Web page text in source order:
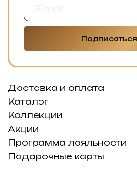
Подписаться
Доставка и оплата
Каталог
Коллекции
Акции
Программа лояльности
Подарочные карты